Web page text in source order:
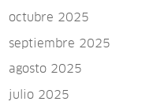
octubre 2025
septiembre 2025
agosto 2025
julio 2025